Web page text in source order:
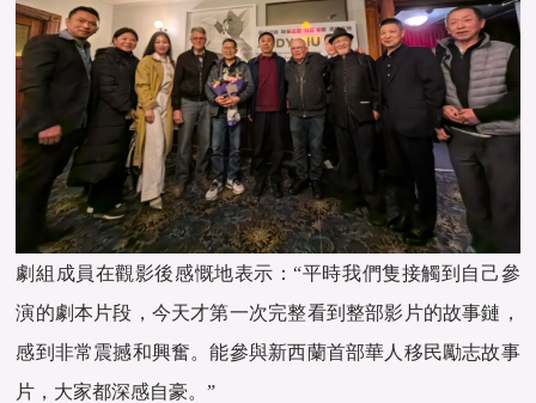
劇組成員在觀影後感慨地表示：“平時我們隻接觸到自己參
演的劇本片段，今天才第一次完整看到整部影片的故事鏈，
感到非常震撼和興奮。能參與新西蘭首部華人移民勵志故事
片，大家都深感自豪。”